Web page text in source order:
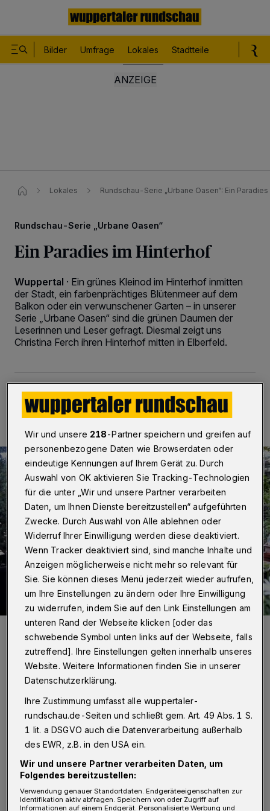
Bilder Umfrage Lokales Stadtteile
Lokales Rundschau-Serie „Urbane Oasen“: Ein
Rundschau-Serie „Urbane Oasen“
Ein Paradies im Hinterhof
Wuppertal · Ein grünes Kleinod im Hinterhof inmitten
der Stadt, ein farbenprächtiges Blütenmeer auf dem
Balkon oder ein verwunschener Garten – in unserer
Serie „Urbane Oasen“ sind die grünen Daumen der
Leserinnen und Leser gefragt. Diesmal zeigt uns
Christina Ferch ihren Hinterhof mitten in Elberfeld.
18.07.2021 , 11:00 Uhr Eine Minute Lesezeit
Christina Ferch und Ekke Michel in ihrer Hof-Oase.
Foto: Simone Bahrmann
Von Simone Bahrmann
E
inen Hinterhof mit uraltem
Baumbestand, jede Menge Sperrmüll und
trotzdem ein sonniges und lauschiges
Plätzchen, das fand Christina Ferch vor, als
Wir und unsere 218-Partner speichern und greifen auf
personenbezogene Daten wie Browserdaten oder
eindeutige Kennungen auf Ihrem Gerät zu. Durch
Auswahl von OK aktivieren Sie Tracking-Technologien
für die unter „Wir und unsere Partner verarbeiten
Daten, um Ihnen Dienste bereitzustellen“ aufgeführten
Zwecke. Durch Auswahl von Alle ablehnen oder
Widerruf Ihrer Einwilligung werden diese deaktiviert.
Wenn Tracker deaktiviert sind, sind manche Inhalte und
Anzeigen möglicherweise nicht mehr so relevant für
Sie. Sie können dieses Menü jederzeit wieder aufrufen,
um Ihre Einstellungen zu ändern oder Ihre Einwilligung
zu widerrufen, indem Sie auf den Link Einstellungen am
unteren Rand der Webseite klicken [oder das
schwebende Symbol unten links auf der Webseite, falls
zutreffend]. Ihre Einstellungen gelten innerhalb unseres
Website. Weitere Informationen finden Sie in unserer
Datenschutzerklärung.
Ihre Zustimmung umfasst alle wuppertaler-
rundschau.de-Seiten und schließt gem. Art. 49 Abs. 1 S.
1 lit. a DSGVO auch die Datenverarbeitung außerhalb
des EWR, z.B. in den USA ein.
Wir und unsere Partner verarbeiten Daten, um
Folgendes bereitzustellen:
Verwendung genauer Standortdaten. Endgeräteeigenschaften zur
Identifikation aktiv abfragen. Speichern von oder Zugriff auf
Informationen auf einem Endgerät. Personalisierte Werbung und